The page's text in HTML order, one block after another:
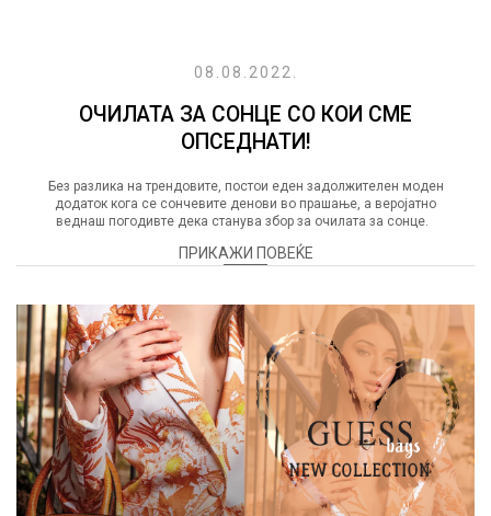
08.08.2022.
ОЧИЛАТА ЗА СОНЦЕ СО КОИ СМЕ
ОПСЕДНАТИ!
Без разлика на трендовите, постои еден задолжителен моден
додаток кога се сончевите денови во прашање, а веројатно
веднаш погодивте дека станува збор за очилата за сонце.
ПРИКАЖИ ПОВЕЌЕ